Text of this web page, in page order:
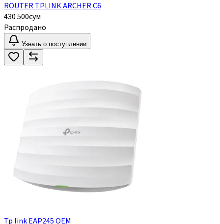
ROUTER TPLINK ARCHER C6
430 500сум
Распродано
Узнать о поступлении
Tp link EAP245 OEM